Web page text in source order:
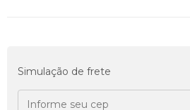
Simulação de frete